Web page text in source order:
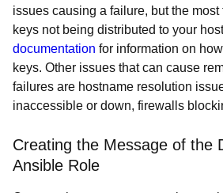
issues causing a failure, but the most
keys not being distributed to your
documentation for information on
keys. Other issues that can cause
failures are hostname resolution
inaccessible or down, firewalls
Creating the Message of the
Ansible Role